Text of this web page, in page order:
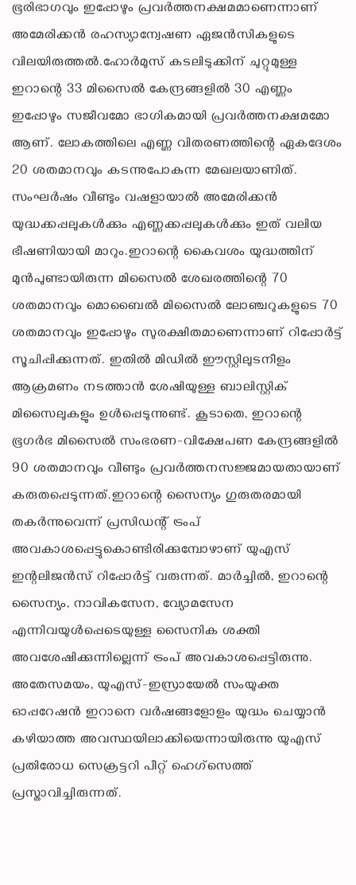
ഭൂരിഭാഗവും ഇപ്പോഴും പ്രവര്‍ത്തനക്ഷമമാണെന്നാണ്
അമേരിക്കന്‍ രഹസ്യാന്വേഷണ ഏജന്‍സികളുടെ
വിലയിരുത്തല്‍.ഹോര്‍മുസ് കടലിടുക്കിന് ചുറ്റുമുള്ള
ഇറാന്റെ 33 മിസൈല്‍ കേന്ദ്രങ്ങളില്‍ 30 എണ്ണം
ഇപ്പോഴും സജീവമോ ഭാഗികമായി പ്രവര്‍ത്തനക്ഷമമോ
ആണ്. ലോകത്തിലെ എണ്ണ വിതരണത്തിന്റെ ഏകദേശം
20 ശതമാനവും കടന്നുപോകുന്ന മേഖലയാണിത്.
സംഘര്‍ഷം വീണ്ടും വഷളായാല്‍ അമേരിക്കന്‍
യുദ്ധക്കപ്പലുകള്‍ക്കും എണ്ണക്കപ്പലുകള്‍ക്കും ഇത് വലിയ
ഭീഷണിയായി മാറും.ഇറാന്റെ കൈവശം യുദ്ധത്തിന്
മുന്‍പുണ്ടായിരുന്ന മിസൈല്‍ ശേഖരത്തിന്റെ 70
ശതമാനവും മൊബൈല്‍ മിസൈല്‍ ലോഞ്ചറുകളുടെ 70
ശതമാനവും ഇപ്പോഴും സുരക്ഷിതമാണെന്നാണ് റിപ്പോര്‍ട്ട്
സൂചിപ്പിക്കുന്നത്. ഇതില്‍ മിഡില്‍ ഈസ്റ്റിലുടനീളം
ആക്രമണം നടത്താന്‍ ശേഷിയുള്ള ബാലിസ്റ്റിക്
മിസൈലുകളും ഉള്‍പ്പെടുന്നുണ്ട്. കൂടാതെ, ഇറാന്റെ
ഭൂഗര്‍ഭ മിസൈല്‍ സംഭരണ-വിക്ഷേപണ കേന്ദ്രങ്ങളില്‍
90 ശതമാനവും വീണ്ടും പ്രവര്‍ത്തനസജ്ജമായതായാണ്
കരുതപ്പെടുന്നത്.ഇറാന്റെ സൈന്യം ഗുരുതരമായി
തകര്‍ന്നുവെന്ന് പ്രസിഡന്റ് ട്രംപ്
അവകാശപ്പെട്ടുകൊണ്ടിരിക്കുമ്പോഴാണ് യുഎസ്
ഇന്റലിജന്‍സ് റിപ്പോര്‍ട്ട് വരുന്നത്. മാര്‍ച്ചില്‍, ഇറാന്റെ
സൈന്യം, നാവികസേന, വ്യോമസേന
എന്നിവയുള്‍പ്പെടെയുള്ള സൈനിക ശക്തി
അവശേഷിക്കുന്നില്ലെന്ന് ട്രംപ് അവകാശപ്പെട്ടിരുന്നു.
അതേസമയം, യുഎസ്-ഇസ്രായേല്‍ സംയുക്ത
ഓപ്പറേഷന്‍ ഇറാനെ വര്‍ഷങ്ങളോളം യുദ്ധം ചെയ്യാന്‍
കഴിയാത്ത അവസ്ഥയിലാക്കിയെന്നായിരുന്നു യുഎസ്
പ്രതിരോധ സെക്രട്ടറി പീറ്റ് ഹെഗ്സെത്ത്
പ്രസ്താവിച്ചിരുന്നത്.